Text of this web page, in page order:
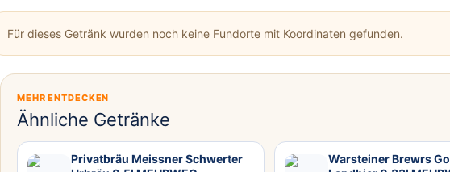
Für dieses Getränk wurden noch keine Fundorte mit Koordinaten gefunden.
MEHR ENTDECKEN
Ähnliche Getränke
Privatbräu Meissner Schwerter
Warsteiner Brewrs